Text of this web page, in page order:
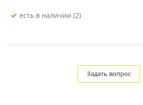
Есть в наличии (2)
Задать вопрос